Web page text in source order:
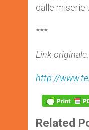
dalle miserie
***
Link originale:
http://
Related